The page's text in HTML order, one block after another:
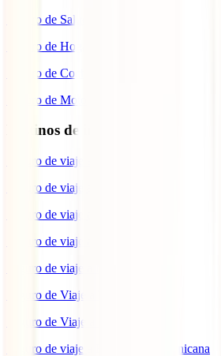
Seguro de Salud
Seguro de Hogar
Seguro de Coche
Seguro de Moto
Destinos de interés
Seguro de viaje a EEUU
Seguro de viaje a Indonesia
Seguro de viaje a Marruecos
Seguro de viaje a Reino Unido
Seguro de viaje a México
Seguro de Viaje a Tailandia
Seguro de Viaje a China
Seguro de viaje a República Dominicana